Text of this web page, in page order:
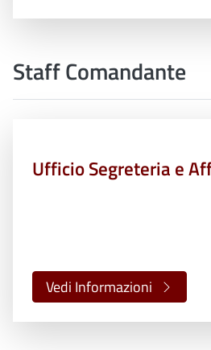
Staff Comandante
Ufficio Segreteria e
Vedi Informazioni